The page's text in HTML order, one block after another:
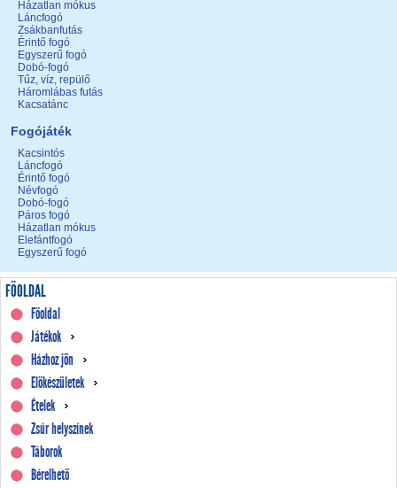
Házatlan mókus
Láncfogó
Zsákbanfutás
Érintő fogó
Egyszerű fogó
Dobó-fogó
Tűz, víz, repülő
Háromlábas futás
Kacsatánc
Fogójáték
Kacsintós
Láncfogó
Érintő fogó
Névfogó
Dobó-fogó
Páros fogó
Házatlan mókus
Elefántfogó
Egyszerű fogó
FŐOLDAL
Főoldal
Játékok
Házhoz jön
Előkészületek
Ételek
Zsúr helyszínek
Táborok
Bérelhető